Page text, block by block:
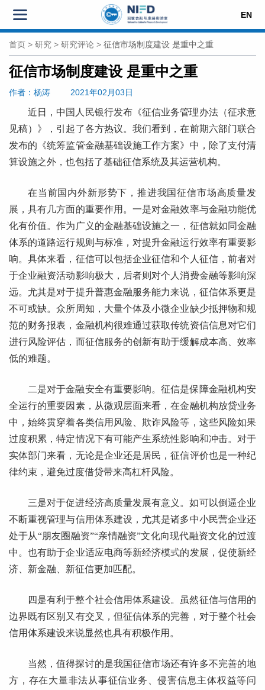
EN
首页 > 研究 > 研究评论 > 征信市场制度建设 是重中之重
征信市场制度建设 是重中之重
作者 ：杨涛 2021年02月03日
近日，中国人民银行发布《征信业务管理办法（征求意
见稿）》，引起了各方热议。我们看到，在前期六部门联合
发布的《统筹监管金融基础设施工作方案》中，除了支付清
算设施之外，也包括了基础征信系统及其运营机构。
在当前国内外新形势下，推进我国征信市场高质量发
展，具有几方面的重要作用。一是对金融效率与金融功能优
化有价值。作为广义的金融基础设施之一，征信就如同金融
体系的道路运行规则与标准，对提升金融运行效率有重要影
响。具体来看，征信可以包括企业征信和个人征信，前者对
于企业融资活动影响极大，后者则对个人消费金融等影响深
远。尤其是对于提升普惠金融服务能力来说，征信体系更是
不可或缺。众所周知，大量个体及小微企业缺少抵押物和规
范的财务报表，金融机构很难通过获取传统资信信息对它们
进行风险评估，而征信服务的创新有助于缓解成本高、效率
低的难题。
二是对于金融安全有重要影响。征信是保障金融机构安
全运行的重要因素，从微观层面来看，在金融机构放贷业务
中，始终贯穿着各类信用风险、欺诈风险等，这些风险如果
过度积累，特定情况下有可能产生系统性影响和冲击。对于
实体部门来看，无论是企业还是居民，征信评价也是一种纪
律约束，避免过度借贷带来高杠杆风险。
三是对于促进经济高质量发展有意义。如可以倒逼企业
不断重视管理与信用体系建设，尤其是诸多中小民营企业还
处于从“朋友圈融资”“亲情融资”文化向现代融资文化的过渡
中。也有助于企业适应电商等新经济模式的发展，促使新经
济、新金融、新征信更加匹配。
四是有利于整个社会信用体系建设。虽然征信与信用的
边界既有区别又有交叉，但征信体系的完善，对于整个社会
信用体系建设来说显然也具有积极作用。
当然，值得探讨的是我国征信市场还有许多不完善的地
方，存在大量非法从事征信业务、侵害信息主体权益等问